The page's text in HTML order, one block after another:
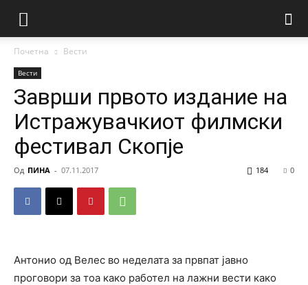
Почетна Вести
Вести
Заврши првото издание на
Истражувачкиот филмски
фестивал Скопје
Од ПИНА - 07.11.2017 0
184
Антонио од Велес во неделата за првпат јавно
проговори за тоа како работел на лажни вести како